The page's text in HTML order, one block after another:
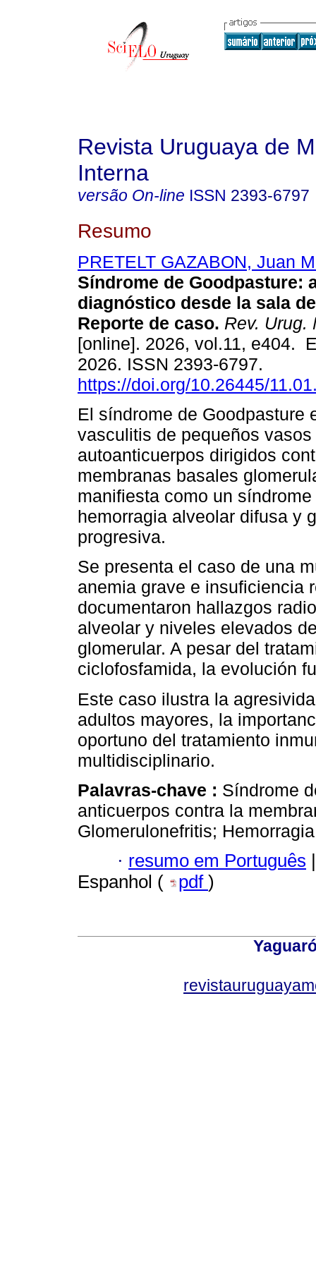
Revista Uruguaya de
Interna
versão On-line ISSN 2393-6797
Resumo
PRETELT GAZABON, Juan
Síndrome de Goodpasture:
diagnóstico desde la sala
Reporte de caso. Rev. Urug.
[online]. 2026, vol.11, e404.
2026. ISSN 2393-6797.
https://doi.org/10.26445/
El síndrome de Goodpasture
vasculitis de pequeños
autoanticuerpos dirigidos
membranas basales
manifiesta como un
hemorragia alveolar difusa y
progresiva.
Se presenta el caso de una
anemia grave e insuficiencia
documentaron hallazgos
alveolar y niveles elevados
glomerular. A pesar del
ciclofosfamida, la evolución
Este caso ilustra la
adultos mayores, la
oportuno del tratamiento
multidisciplinario.
Palavras-chave : Síndrome
anticuerpos contra la
Glomerulonefritis;
· resumo em Português
Espanhol (
pdf )